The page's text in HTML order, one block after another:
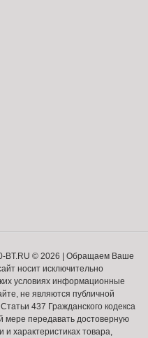
BT.RU © 2026 | Обращаем Ваше
носит исключительно
условиях информационные
не являются публичной
437 Гражданского кодекса
мере передавать достоверную
характеристиках товара,